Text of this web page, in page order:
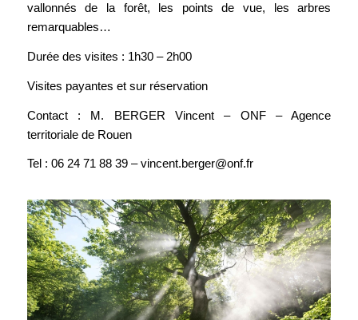
vallonnés de la forêt, les points de vue, les arbres
remarquables…
Durée des visites : 1h30 – 2h00
Visites payantes et sur réservation
Contact : M. BERGER Vincent – ONF – Agence
territoriale de Rouen
Tel : 06 24 71 88 39 – vincent.berger@onf.fr